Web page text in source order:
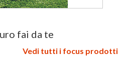
fai da te
Vedi tutti i focus prodotti